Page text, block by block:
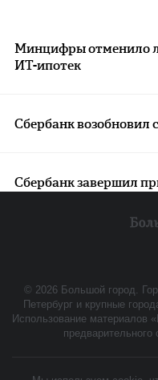
Минцифры отменило
ИТ-ипотек
Сбербанк возобновил
Сбербанк завершил
© 2026 Большой город.
Петербург и крупные
Использование материалов
предварительного